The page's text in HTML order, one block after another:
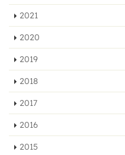
2021
2020
2019
2018
2017
2016
2015